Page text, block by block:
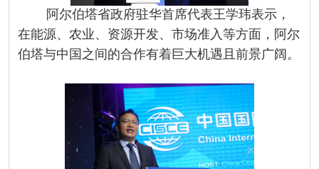
阿尔伯塔省政府驻华首席代表王学玮表示，
在能源、农业、资源开发、市场准入等方面，阿尔
伯塔与中国之间的合作有着巨大机遇且前景广阔。